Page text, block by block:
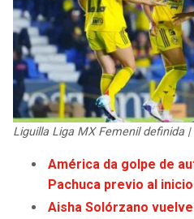
TEXANS
COLTS
JAGUARS
TITANS
COWBOYS
HEAT
MAGIC
WIZARDS
WARRIORS
CLIPPERS
Liguilla Liga MX Femenil definida
América da golpe de
Pachuca previo al
Aisha Solórzano